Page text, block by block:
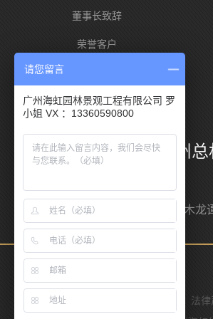
董事长致辞
荣誉客户
服务热线
400-88111-96 / 广州
邮箱：yzhh84@vip.sina.com
地址：广州市白云区人和镇木龙
叉口）
联系我们
法律
请您留言
广州海虹园林景观工程有限公司 罗
小姐 VX ：13360590800